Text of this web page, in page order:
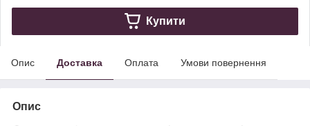
Купити
Опис Доставка Оплата Умови повернення
Опис